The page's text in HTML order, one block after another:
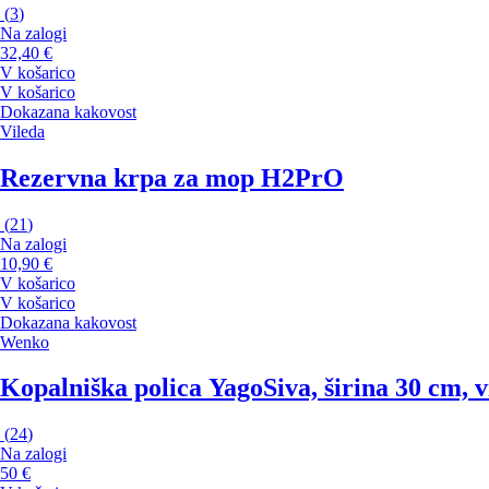
(3)
Na zalogi
32,40 €
V košarico
V košarico
Dokazana kakovost
Vileda
Rezervna krpa za mop H2PrO
(21)
Na zalogi
10,90 €
V košarico
V košarico
Dokazana kakovost
Wenko
Kopalniška polica YagoSiva, širina 30 cm,
(24)
Na zalogi
50 €